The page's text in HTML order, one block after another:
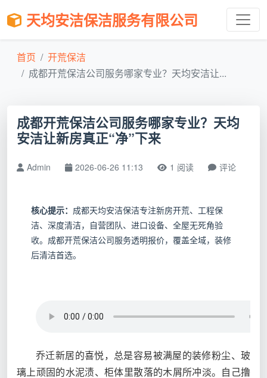
天均安洁保洁服务有限公司
首页
开荒保洁
成都开荒保洁公司服务哪家专业？天均安洁让...
成都开荒保洁公司服务哪家专业？天均
安洁让新房真正“净”下来
Admin 2026-06-26 11:13 1 阅读 评论
核心提示： 成都天均安洁保洁专注新房开荒、工程保
洁、深度清洁，自营团队、进口设备、全屋无死角验
收。成都开荒保洁公司服务透明报价，覆盖全域，装修
后清洁首选。
乔迁新居的喜悦，总是容易被满屋的装修粉尘、玻
璃上顽固的水泥渍、柜体里散落的木屑所冲淡。自己撸